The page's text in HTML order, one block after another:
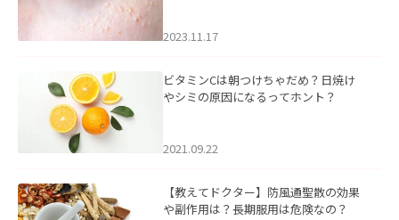
2023.11.17
ビタミンCは朝つけちゃだめ？日焼け
やシミの原因になるってホント？
2021.09.22
【教えてドクター】防風通聖散の効果
や副作用は？長期服用は危険なの？